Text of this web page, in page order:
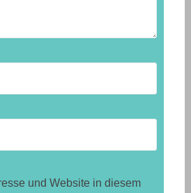
und Website in diesem